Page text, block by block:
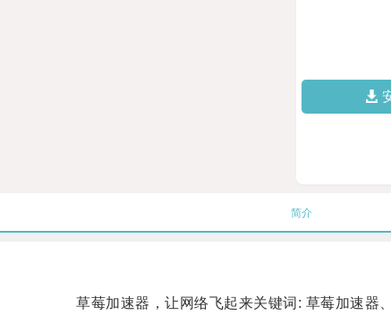
简介
草莓加速器，让网络飞起来关键词: 草莓加速器、